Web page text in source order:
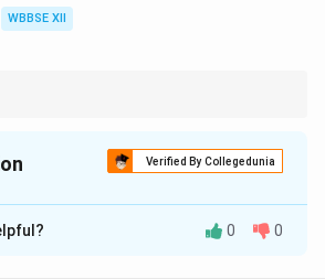
WBBSE XII
Verified By Collegedunia
identical cells for growth and
0 0